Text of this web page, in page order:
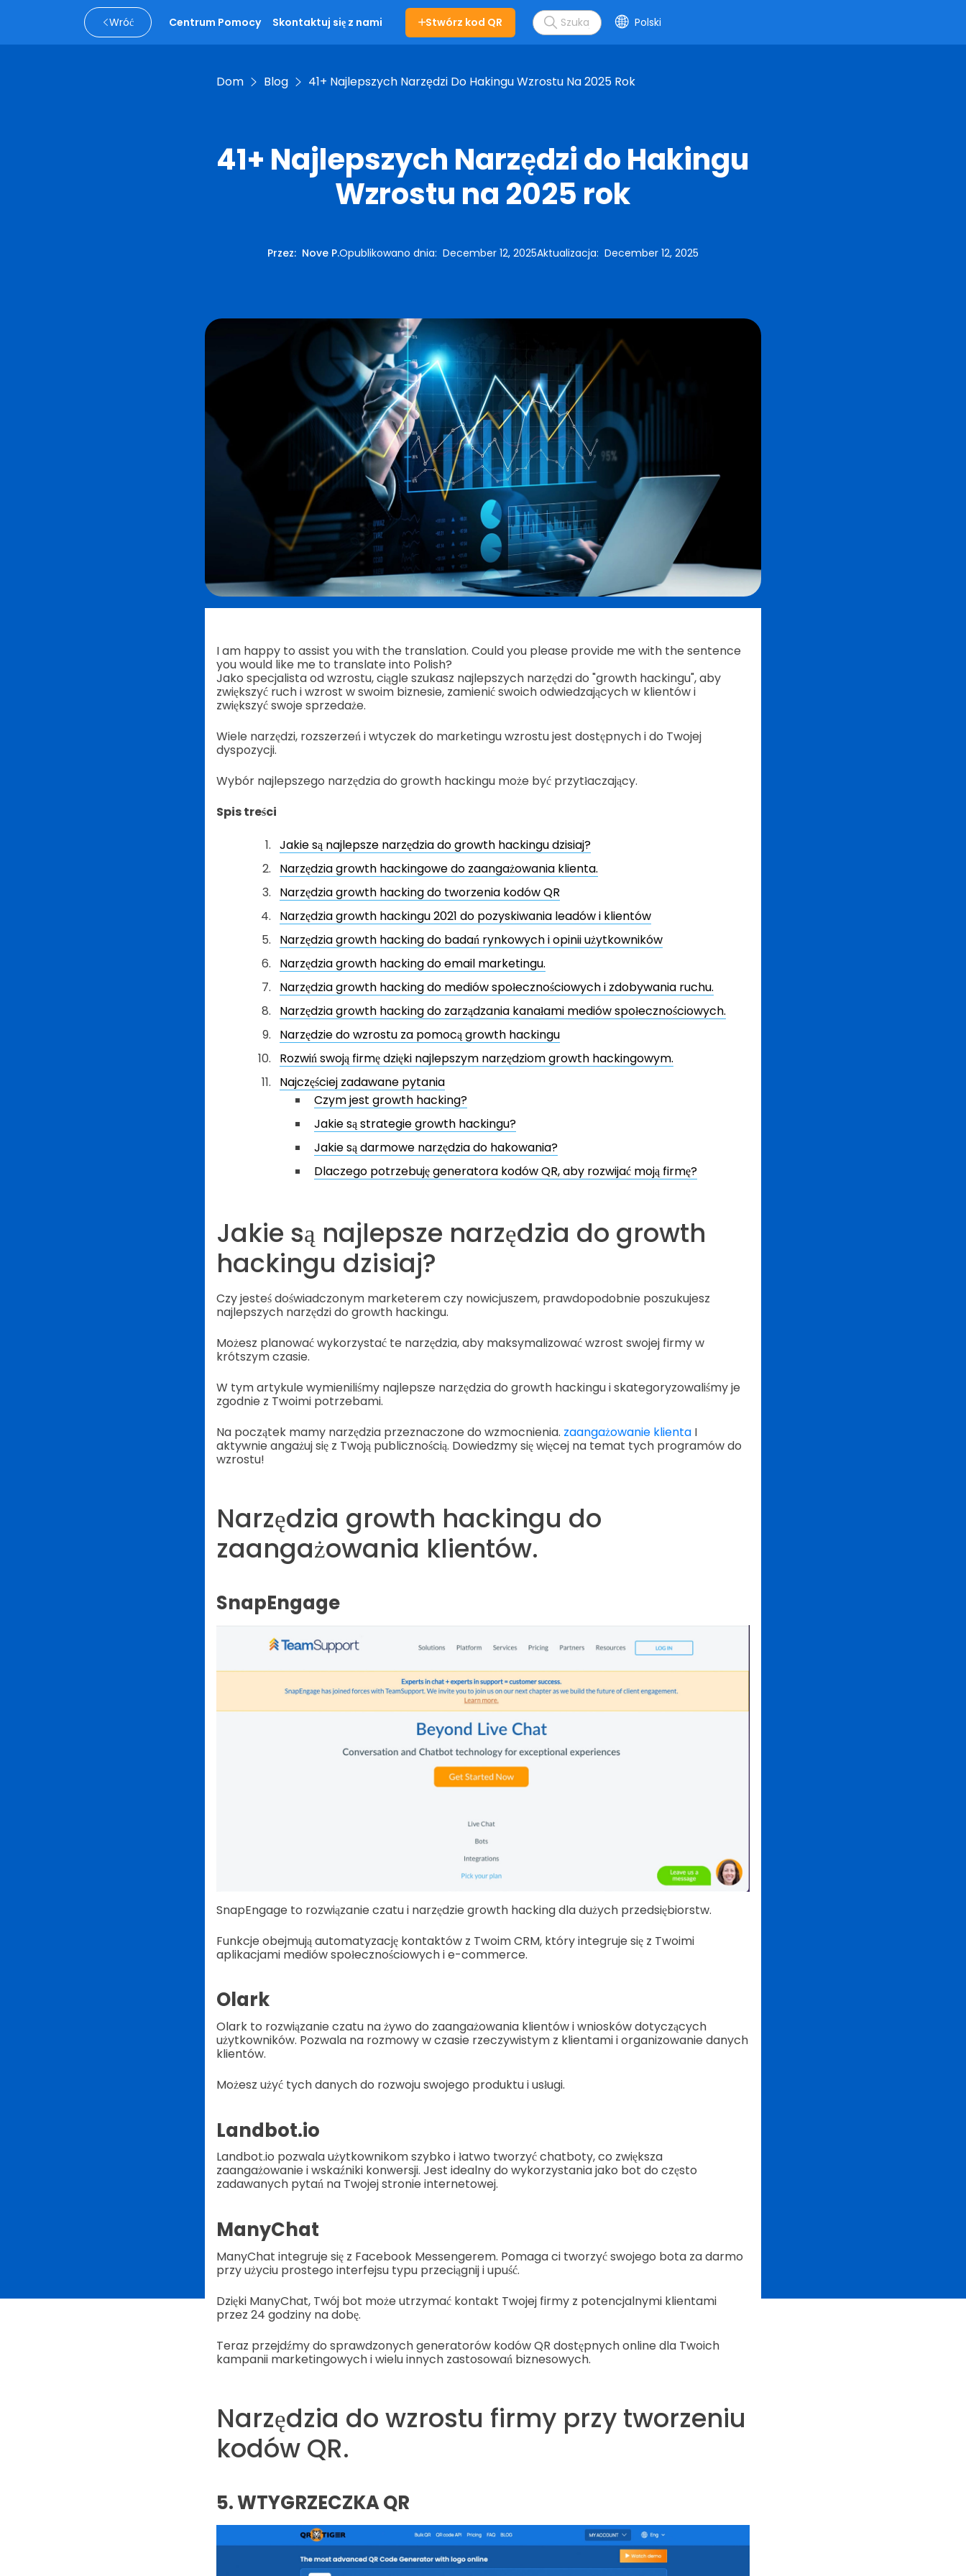
Wróć Centrum Pomocy Skontaktuj się z nami Stwórz kod QR Polski
Dom Blog 41+ Najlepszych Narzędzi Do Hakingu Wzrostu Na 2025 Rok
41+ Najlepszych Narzędzi do Hakingu
Wzrostu na 2025 rok
Przez: Nove P.Opublikowano dnia: December 12, 2025Aktualizacja: December 12, 2025
I am happy to assist you with the translation. Could you please provide me with the sentence
you would like me to translate into Polish?
Jako specjalista od wzrostu, ciągle szukasz najlepszych narzędzi do "growth hackingu", aby
zwiększyć ruch i wzrost w swoim biznesie, zamienić swoich odwiedzających w klientów i
zwiększyć swoje sprzedaże.
Wiele narzędzi, rozszerzeń i wtyczek do marketingu wzrostu jest dostępnych i do Twojej
dyspozycji.
Wybór najlepszego narzędzia do growth hackingu może być przytłaczający.
Spis treści
Jakie są najlepsze narzędzia do growth hackingu dzisiaj?
Narzędzia growth hackingowe do zaangażowania klienta.
Narzędzia growth hacking do tworzenia kodów QR
Narzędzia growth hackingu 2021 do pozyskiwania leadów i klientów
Narzędzia growth hacking do badań rynkowych i opinii użytkowników
Narzędzia growth hacking do email marketingu.
Narzędzia growth hacking do mediów społecznościowych i zdobywania ruchu.
Narzędzia growth hacking do zarządzania kanałami mediów społecznościowych.
Narzędzie do wzrostu za pomocą growth hackingu
Rozwiń swoją firmę dzięki najlepszym narzędziom growth hackingowym.
Najczęściej zadawane pytania
Czym jest growth hacking?
Jakie są strategie growth hackingu?
Jakie są darmowe narzędzia do hakowania?
Dlaczego potrzebuję generatora kodów QR, aby rozwijać moją firmę?
Jakie są najlepsze narzędzia do growth
hackingu dzisiaj?
Czy jesteś doświadczonym marketerem czy nowicjuszem, prawdopodobnie poszukujesz
najlepszych narzędzi do growth hackingu.
Możesz planować wykorzystać te narzędzia, aby maksymalizować wzrost swojej firmy w
krótszym czasie.
W tym artykule wymieniliśmy najlepsze narzędzia do growth hackingu i skategoryzowaliśmy je
zgodnie z Twoimi potrzebami.
Na początek mamy narzędzia przeznaczone do wzmocnienia. zaangażowanie klienta I
aktywnie angażuj się z Twoją publicznością. Dowiedzmy się więcej na temat tych programów do
wzrostu!
Narzędzia growth hackingu do
zaangażowania klientów.
SnapEngage
SnapEngage to rozwiązanie czatu i narzędzie growth hacking dla dużych przedsiębiorstw.
Funkcje obejmują automatyzację kontaktów z Twoim CRM, który integruje się z Twoimi
aplikacjami mediów społecznościowych i e-commerce.
Olark
Olark to rozwiązanie czatu na żywo do zaangażowania klientów i wniosków dotyczących
użytkowników. Pozwala na rozmowy w czasie rzeczywistym z klientami i organizowanie danych
klientów.
Możesz użyć tych danych do rozwoju swojego produktu i usługi.
Landbot.io
Landbot.io pozwala użytkownikom szybko i łatwo tworzyć chatboty, co zwiększa
zaangażowanie i wskaźniki konwersji. Jest idealny do wykorzystania jako bot do często
zadawanych pytań na Twojej stronie internetowej.
ManyChat
ManyChat integruje się z Facebook Messengerem. Pomaga ci tworzyć swojego bota za darmo
przy użyciu prostego interfejsu typu przeciągnij i upuść.
Dzięki ManyChat, Twój bot może utrzymać kontakt Twojej firmy z potencjalnymi klientami
przez 24 godziny na dobę.
Teraz przejdźmy do sprawdzonych generatorów kodów QR dostępnych online dla Twoich
kampanii marketingowych i wielu innych zastosowań biznesowych.
Narzędzia do wzrostu firmy przy tworzeniu
kodów QR.
5. WTYGRZECZKA QR